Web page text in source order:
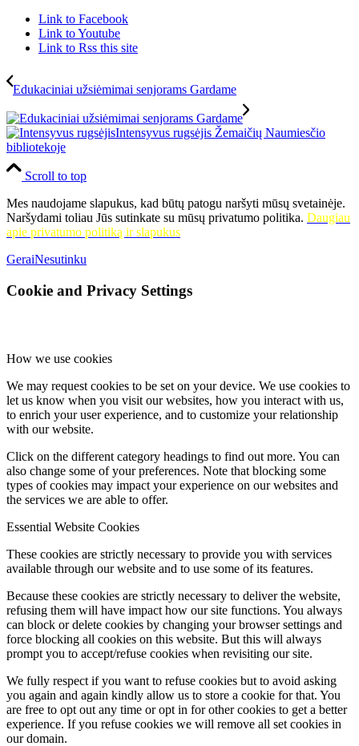
Link to Facebook
Link to Youtube
Link to Rss this site
Edukaciniai užsiėmimai senjorams Gardame
Intensyvus rugsėjis Žemaičių Naumiesčio
bibliotekoje
Scroll to top
Mes naudojame slapukus, kad būtų patogu naršyti mūsų svetainėje.
Naršydami toliau Jūs sutinkate su mūsų privatumo politika. Daugiau
apie privatumo politiką ir slapukus
GeraiNesutinku
Cookie and Privacy Settings
How we use cookies
We may request cookies to be set on your device. We use cookies to
let us know when you visit our websites, how you interact with us,
to enrich your user experience, and to customize your relationship
with our website.
Click on the different category headings to find out more. You can
also change some of your preferences. Note that blocking some
types of cookies may impact your experience on our websites and
the services we are able to offer.
Essential Website Cookies
These cookies are strictly necessary to provide you with services
available through our website and to use some of its features.
Because these cookies are strictly necessary to deliver the website,
refusing them will have impact how our site functions. You always
can block or delete cookies by changing your browser settings and
force blocking all cookies on this website. But this will always
prompt you to accept/refuse cookies when revisiting our site.
We fully respect if you want to refuse cookies but to avoid asking
you again and again kindly allow us to store a cookie for that. You
are free to opt out any time or opt in for other cookies to get a better
experience. If you refuse cookies we will remove all set cookies in
our domain.